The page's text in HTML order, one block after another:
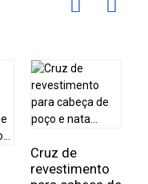
Cruz de
revestimento